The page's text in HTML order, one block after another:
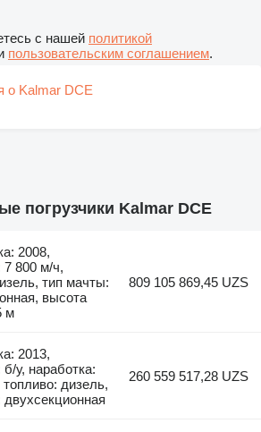
с нашей политикой
пользовательским соглашением.
о Kalmar DCE
погрузчики Kalmar DCE
2008,
7 800 м/ч,
тип мачты:
высота
м
809 105 869,45 UZS
2013,
б/у, наработка:
дизель,
260 559 517,28 UZS